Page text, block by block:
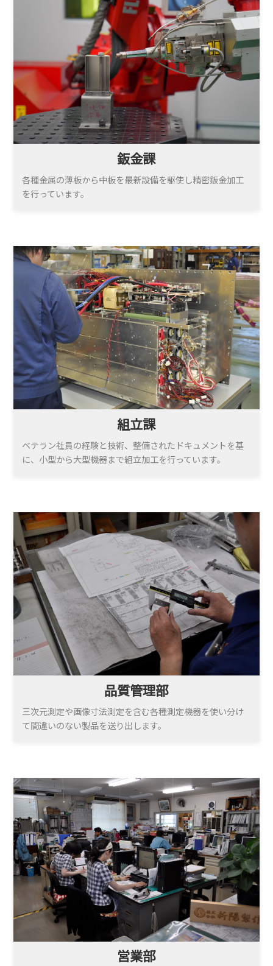
鈑金課
各種金属の薄板から中板を最新設備を駆使し精密鈑金加工
を行っています。
組立課
ベテラン社員の経験と技術、整備されたドキュメントを基
に、小型から大型機器まで組立加工を行っています。
品質管理部
三次元測定や画像寸法測定を含む各種測定機器を使い分け
て間違いのない製品を送り出します。
営業部